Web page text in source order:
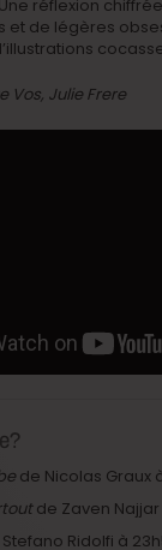
réflexion
et de légères
Vos, Julie Frere
de Nicolas Graux
de Zaven
Ridolfi à